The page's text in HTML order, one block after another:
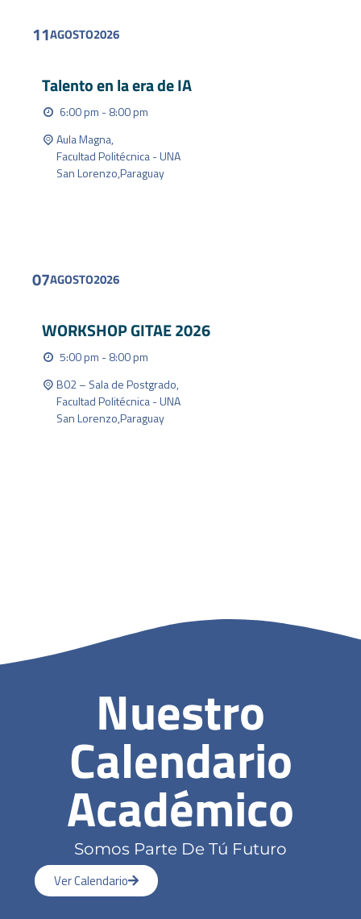
11AGOSTO2026
Talento en la era de IA
6:00 pm - 8:00 pm
Aula Magna,
Facultad Politécnica - UNA
San Lorenzo,Paraguay
07AGOSTO2026
WORKSHOP GITAE 2026
5:00 pm - 8:00 pm
B02 – Sala de Postgrado,
Facultad Politécnica - UNA
San Lorenzo,Paraguay
Nuestro
Calendario
Académico
Somos Parte De Tú Futuro
Ver Calendario